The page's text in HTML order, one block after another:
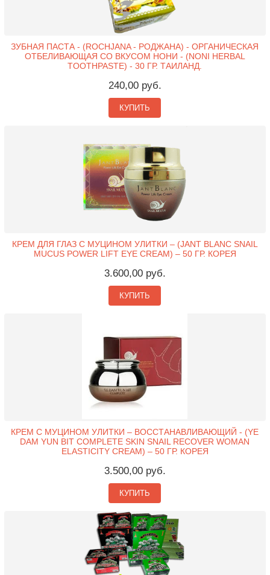
ЗУБНАЯ ПАСТА - (ROCHJANA - РОДЖАНА) - ОРГАНИЧЕСКАЯ
ОТБЕЛИВАЮЩАЯ СО ВКУСОМ НОНИ - (NONI HERBAL
TOOTHPASTE) - 30 ГР. ТАИЛАНД.
240,00 руб.
КУПИТЬ
КРЕМ ДЛЯ ГЛАЗ С МУЦИНОМ УЛИТКИ – (JANT BLANC SNAIL
MUCUS POWER LIFT EYE CREAM) – 50 ГР. КОРЕЯ
3.600,00 руб.
КУПИТЬ
КРЕМ С МУЦИНОМ УЛИТКИ – ВОССТАНАВЛИВАЮЩИЙ - (YE
DAM YUN BIT COMPLETE SKIN SNAIL RECOVER WOMAN
ELASTICITY CREAM) – 50 ГР. КОРЕЯ
3.500,00 руб.
КУПИТЬ